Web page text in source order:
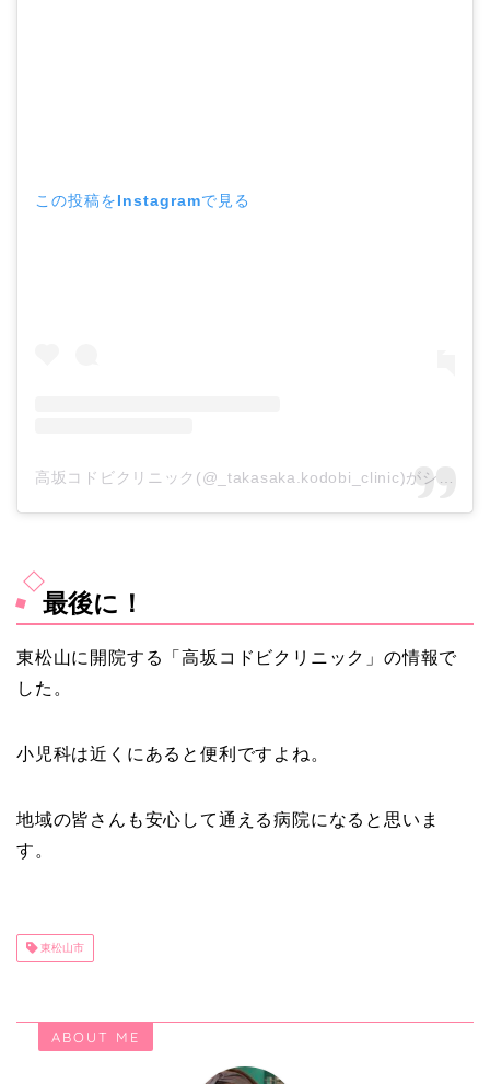
この投稿をInstagramで見る
高坂コドビクリニック(@_takasaka.kodobi_clinic)がシェアした投稿
最後に！
東松山に開院する「高坂コドビクリニック」の情報で
した。
小児科は近くにあると便利ですよね。
地域の皆さんも安心して通える病院になると思いま
す。
東松山市
ABOUT ME